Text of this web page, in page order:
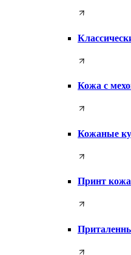
Кожа с
Кожаные
Принт кожа